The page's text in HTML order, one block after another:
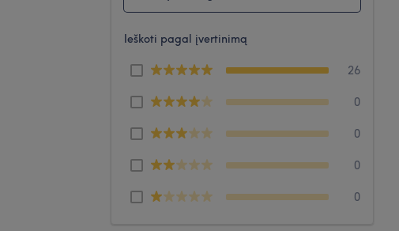
Ieškoti pagal įvertinimą
26
0
0
0
0